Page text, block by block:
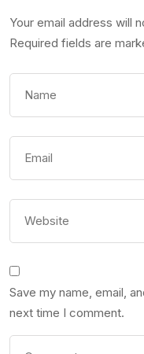
Your email address will
Required fields are
Save my name, email,
next time I comment.